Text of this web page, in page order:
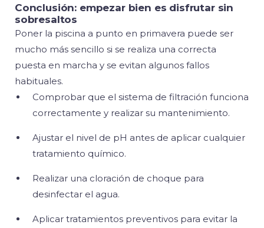
Conclusión: empezar bien es disfrutar sin
sobresaltos
Poner la piscina a punto en primavera puede ser
mucho más sencillo si se realiza una correcta
puesta en marcha y se evitan algunos fallos
habituales.
Comprobar que el sistema de filtración funciona
correctamente y realizar su mantenimiento.
Ajustar el nivel de pH antes de aplicar cualquier
tratamiento químico.
Realizar una cloración de choque para
desinfectar el agua.
Aplicar tratamientos preventivos para evitar la